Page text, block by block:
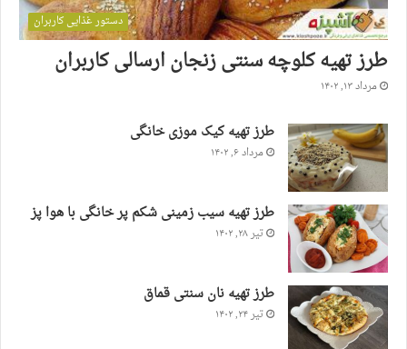
دستور غذایی کاربران
طرز تهیه کلوچه سنتی زنجان ارسالی کاربران
مرداد ۱۳, ۱۴۰۲
طرز تهیه کیک موزی خانگی
مرداد ۶, ۱۴۰۲
طرز تهیه سیب زمینی شکم پر خانگی با هوا پز
تیر ۲۸, ۱۴۰۲
طرز تهیه نان سنتی قماق
تیر ۲۴, ۱۴۰۲